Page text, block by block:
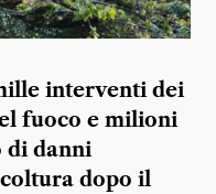
interventi dei
fuoco e milioni
di danni
dopo il